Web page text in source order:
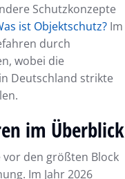
Schutzkonzepte
ist Objektschutz? Im
durch
wobei die
Deutschland strikte
im Überblick
den größten Block
Im Jahr 2026